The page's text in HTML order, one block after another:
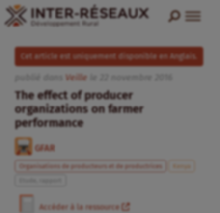
Cet article est uniquement disponible en Anglais.
Veille
The effect of producer
organizations on farmer
performance
GFAR
Organisations de producteurs et de productrices
Kenya
Accéder à la ressource